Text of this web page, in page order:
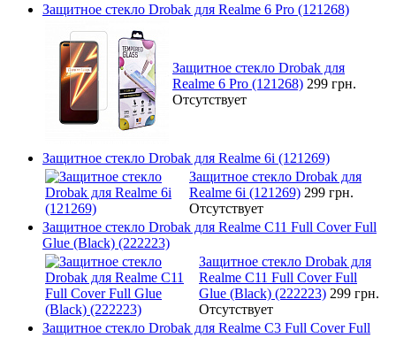
Защитное стекло Drobak для Realme 6 Pro (121268)
Защитное стекло Drobak для
Realme 6 Pro (121268) 299 грн.
Отсутствует
Защитное стекло Drobak для Realme 6i (121269)
Защитное стекло Drobak для
Realme 6i (121269) 299 грн.
Отсутствует
Защитное стекло Drobak для Realme C11 Full Cover Full
Glue (Black) (222223)
Защитное стекло Drobak для
Realme C11 Full Cover Full
Glue (Black) (222223) 299 грн.
Отсутствует
Защитное стекло Drobak для Realme C3 Full Cover Full